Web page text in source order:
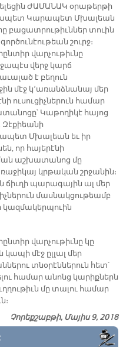
ԺԱՄԱՆԱԿ օրաթերթի
Կարապետ Մխալեան
բացատրութիւններ տուին
շուրջ։
վարչութիւնը
վերջ կարճ
է բեղուն
մէջ կ՚առանձնանայ մեր
ուսուցիչներուն համար
Կաթողիկէ հայոց
Զէքիեանի
Մխալեան եւ իր
որ հայերէնի
աշխատանոց մը
կրթական շրջանին։
ճիւղի պարագային ալ մեր
մասնակցութեամբ
վարչութիւնը կը
մէջ ըլլալ մեր
տնօրէններուն հետ՝
համար անոնց կարիքներն
մը տալու համար
Չորեքշաբթի, Մայիս 9, 2018